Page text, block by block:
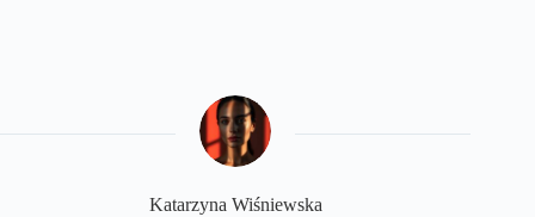
Katarzyna Wiśniewska